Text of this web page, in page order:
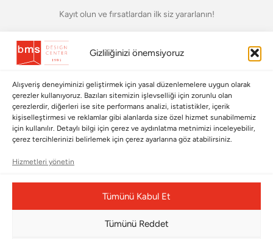
Gizliliğinizi önemsiyoruz
Alışveriş deneyiminizi geliştirmek için yasal düzenlemelere uygun olarak
çerezler kullanıyoruz. Bazıları sitemizin işlevselliği için zorunlu olan
çerezlerdir, diğerleri ise site performans analizi, istatistikler, içerik
kişiselleştirmesi ve reklamlar gibi alanlarda size özel hizmet sunabilmemiz
için kullanılır. Detaylı bilgi için çerez ve aydınlatma metnimizi inceleyebilir,
çerez tercihlerinizi belirlemek için çerez ayarlarına göz atabilirsiniz.
Hizmetleri yönetin
Tümünü Kabul Et
Tümünü Reddet
Kayıt olun ve fırsatlardan ilk siz yararlanın!
Bültenimize Abone Olun